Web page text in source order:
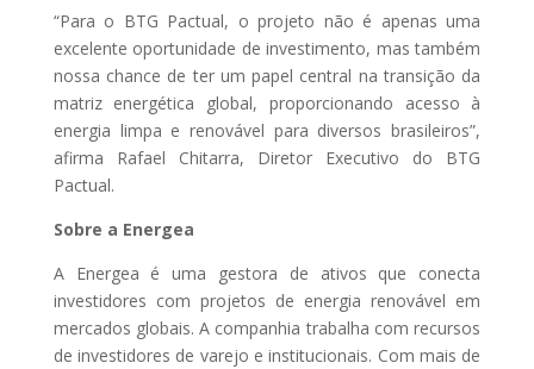
“Para o BTG Pactual, o projeto não é apenas uma
excelente oportunidade de investimento, mas também
nossa chance de ter um papel central na transição da
matriz energética global, proporcionando acesso à
energia limpa e renovável para diversos brasileiros”,
afirma Rafael Chitarra, Diretor Executivo do BTG
Pactual.
Sobre a Energea
A Energea é uma gestora de ativos que conecta
investidores com projetos de energia renovável em
mercados globais. A companhia trabalha com recursos
de investidores de varejo e institucionais. Com mais de